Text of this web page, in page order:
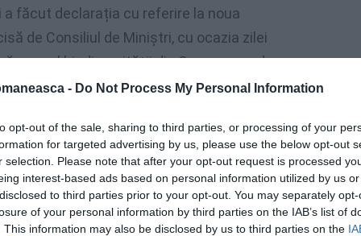
- Do Not Process My Personal Information
opt-out of the sale, sharing to third parties, or processing of your
for targeted advertising by us, please use the below opt-out
selection. Please note that after your opt-out request is processed
interest-based ads based on personal information utilized by us
to third parties prior to your opt-out. You may separately
of your personal information by third parties on the IAB’s list of
This information may also be disclosed by us to third parties on the
făcut declarația cu referire la noua
de Consiliul de Miniștri, cu ocazia zilei
al biodiversităţii din Cosenza, unde
– ca Guvernul să fi pus în aplicare
ani a fluxurilor, pentru a permite o
ferme.
pentru munca în străinătate, e abia